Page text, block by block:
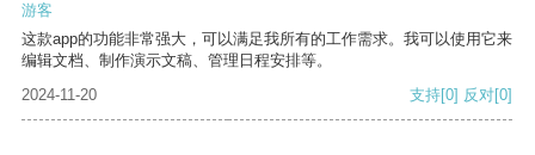
游客
这款app的功能非常强大，可以满足我所有的工作需求。我可以使用它来
编辑文档、制作演示文稿、管理日程安排等。
2024-11-20
支持[0] 反对[0]